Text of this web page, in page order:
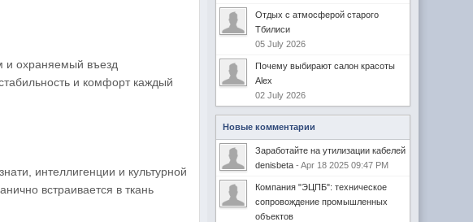
и охраняемый въезд
и комфорт каждый
интеллигенции и культурной
встраивается в ткань
Отдых с атмосферой старого
Тбилиси
05 July 2026
Почему выбирают салон красоты
Alex
02 July 2026
Новые комментарии
Заработайте на утилизации кабелей
denisbeta- Apr 18 2025 09:47 PM
Компания "ЭЦПБ": техническое
сопровождение промышленных
объектов